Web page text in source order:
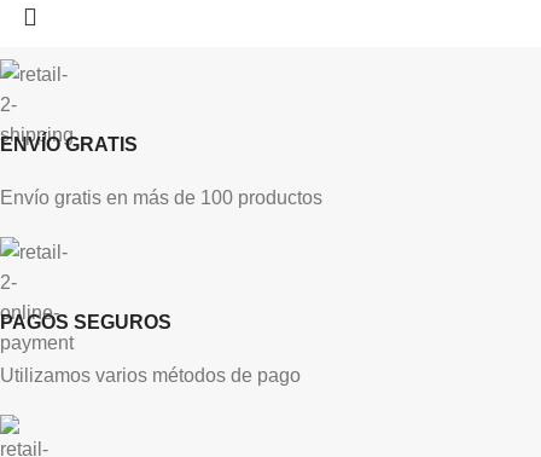
ENVÍO GRATIS
Envío gratis en más de 100 productos
PAGOS SEGUROS
Utilizamos varios métodos de pago